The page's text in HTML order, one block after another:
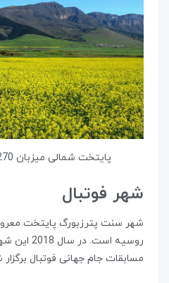
پایتخت شمالی میزبان 270 جوامع مذهبی است.
شهر فوتبال
شهر سنت پترزبورگ پایتخت
روسیه
مسابقات جام جهانی فوتبال